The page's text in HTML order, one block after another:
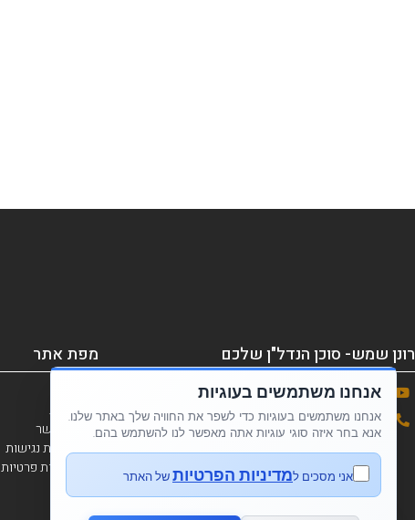
רונן שמש- סוכן הנדל"ן שלכם
054-7209160
מפת אתר
אודות
צור קשר
הצהרת נגישות
מדיניות פרטיות
אנחנו משתמשים בעוגיות
אנחנו משתמשים בעוגיות כדי לשפר את החוויה שלך באתר שלנו.
אנא בחר איזה סוגי עוגיות אתה מאפשר לנו להשתמש בהם.
אני מסכים למדיניות הפרטיותשל האתר